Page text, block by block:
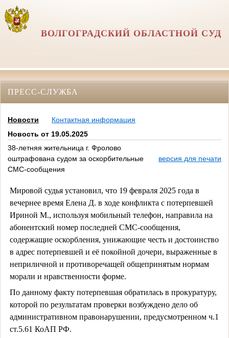
ВОЛГОГРАДСКИЙ ОБЛАСТНОЙ СУД
ПРЕСС-СЛУЖБА
Новости
Контактная информация
Новость от 19.05.2025
38-летняя жительница г. Фролово
оштрафована судом за оскорбительные
СМС-сообщения
версия для печати
Мировой судья установил, что 19 февраля 2025 года в
вечернее время Елена Д. в ходе конфликта с потерпевшей
Ириной М., используя мобильный телефон, направила на
абонентский номер последней СМС-сообщения,
содержащие оскорбления, унижающие честь и достоинство
в адрес потерпевшей и её покойной дочери, выраженные в
неприличной и противоречащей общепринятым нормам
морали и нравственности форме.
По данному факту потерпевшая обратилась в прокуратуру,
которой по результатам проверки возбуждено дело об
административном правонарушении, предусмотренном ч.1
ст.5.61 КоАП РФ.